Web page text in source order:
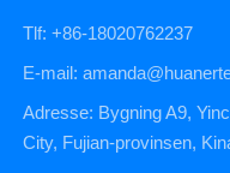
Tlf: +86-18020762237
E-mail:
Adresse: Bygning A9,
City, Fujian-provinsen,